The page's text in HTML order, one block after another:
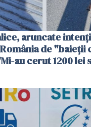
aruncate
de "baieții
au cerut 1200 lei